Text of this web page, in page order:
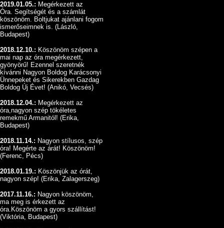
2019.01.05.: Megérkezett az
Óra. Segítségét és a számlát
köszönöm. Boltjukat ajánlani fogom
ismerőseimnek is. (László,
Budapest)
2018.12.10.: Köszönöm szépen a
mai nap az óra megérkezett,
gyönyörű! Ezennel szeretnék
kívánni Nagyon Boldog Karácsonyi
Ünnepeket és Sikerekben Gazdag
Boldog Új Évet! (Anikó, Vecsés)
2018.12.04.: Megérkezett az
óra,nagyon szép tökéletes
remekmű Armanitól! (Erika,
Budapest)
2018.11.14.: Nagyon stílusos, szép
óra! Megérte az árát! Köszönöm!
(Ferenc, Pécs)
2018.01.19.: Köszönjük az órát,
nagyon szép! (Erika, Zalagerszeg)
2017.11.16.: Nagyon köszönöm,
ma meg is érkezett az
óra.Köszönöm a gyors szállítást!
(Viktória, Budapest)